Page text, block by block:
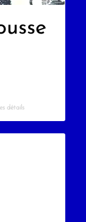
détails